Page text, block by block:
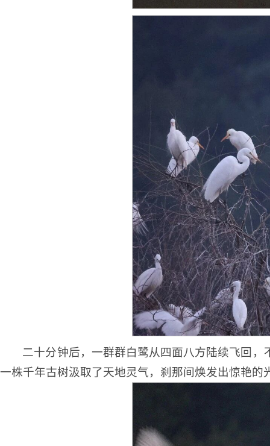
二十分钟后，一群群白鹭从四面八方陆续飞回
一株千年古树汲取了天地灵气，刹那间焕发出惊艳的